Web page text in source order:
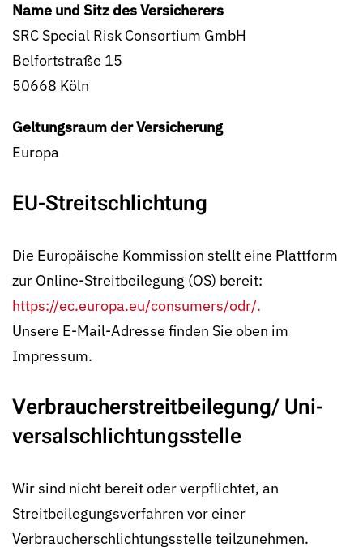
Name und Sitz des Versicherers
SRC Special Risk Consortium GmbH
Belfortstraße 15
50668 Köln
Geltungsraum der Versicherung
Europa
EU-Streitschlichtung
Die Europäische Kommission stellt eine Plattform
zur Online-Streitbeilegung (OS) bereit:
https://ec.europa.eu/consumers/odr/.
Unsere E-Mail-Adresse finden Sie oben im
Impressum.
Verbraucherstreitbeilegung/ Uni­
versalschlichtungsstelle
Wir sind nicht bereit oder verpflichtet, an
Streitbeilegungsverfahren vor einer
Verbraucherschlichtungsstelle teilzunehmen.